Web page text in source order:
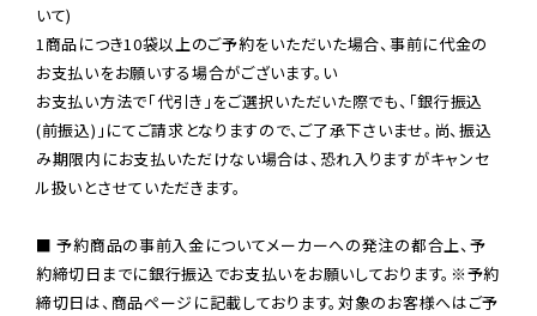
いて)
1商品につき10袋以上のご予約をいただいた場合、事前に代金の
お支払いをお願いする場合がございます。い
お支払い方法で「代引き」をご選択いただいた際でも、「銀行振込
(前振込)」にてご請求となりますので、ご了承下さいませ。尚、振込
み期限内にお支払いただけない場合は、恐れ入りますがキャンセ
ル扱いとさせていただきます。
■ 予約商品の事前入金についてメーカーへの発注の都合上、予
約締切日までに銀行振込でお支払いをお願いしております。※予約
締切日は、商品ページに記載しております。対象のお客様へはご予